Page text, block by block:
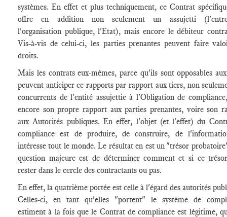
systèmes. En effet et plus techniquement, ce Contrat
offre en addition non seulement un assujetti
l'organisation publique, l'Etat), mais encore le débiteur
Vis-à-vis de celui-ci, les parties prenantes peuvent faire
droits.
Mais les contrats eux-mêmes, parce qu'ils sont opposables
peuvent anticiper ce rapports par rapport aux tiers, non
concurrents de l'entité assujettie à l'Obligation de
encore son propre rapport aux parties prenantes, voire son
aux Autorités publiques. En effet, l'objet (et l'effet) du
compliance est de produire, de construire, de
intéresse tout le monde. Le résultat en est un "trésor
question majeure est de déterminer comment et si ce
rester dans le cercle des contractants ou pas.
En effet, la quatrième portée est celle à l'égard des autorités
Celles-ci, en tant qu'elles "portent" le système de
estiment à la fois que le Contrat de compliance est légitime,